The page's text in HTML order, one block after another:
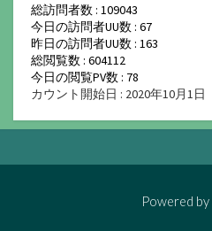
総訪問者数 : 109043
今日の訪問者UU数 : 67
昨日の訪問者UU数 : 163
総閲覧数 : 604112
今日の閲覧PV数 : 78
カウント開始日 : 2020年10月1日
Powered by